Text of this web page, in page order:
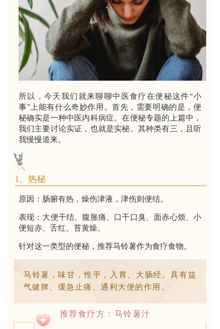
所以，今天我们就来聊聊中医食疗在便秘这件“小
事”上能有什么奇妙作用。首先，需要明确的是，便
秘确实是一种中医内科病症。在便秘专题的上篇中，
我们主要讨论实证，也就是实秘。其种类有三，且听
我慢慢道来。
1、热秘
原因：肠腑有热，燥伤津液，津伤则便结。
表现：大便干结、腹胀痛、口干口臭、面赤心烦、小
便短赤、舌红、苔黄燥。
针对这一类型的便秘，推荐马铃薯作为食疗食物。
马铃薯，味甘，性平，入胃、大肠经。具有益
气健脾、缓急止痛、通利大便的作用。
推荐食疗方：马铃薯汁